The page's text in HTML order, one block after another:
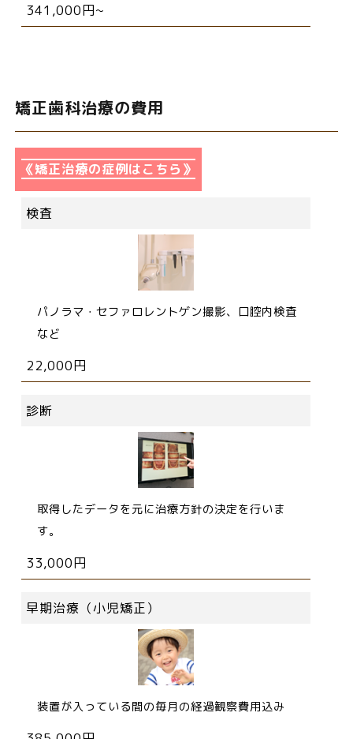
341,000円~
矯正歯科治療の費用
《矯正治療の症例はこちら》
検査
パノラマ・セファロレントゲン撮影、口腔内検査
など
22,000円
診断
取得したデータを元に治療方針の決定を行いま
す。
33,000円
早期治療（小児矯正）
装置が入っている間の毎月の経過観察費用込み